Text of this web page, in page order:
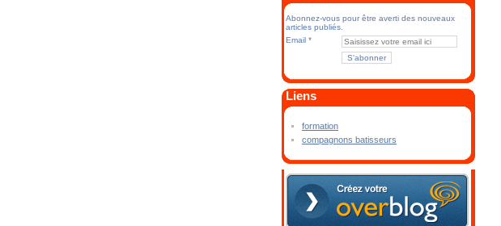
Abonnez-vous pour être averti des nouveaux
articles publiés.
Email
Liens
formation
compagnons batisseurs